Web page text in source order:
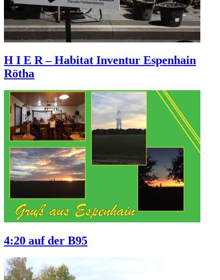
H I E R – Habitat Inventur Espenhain
Rötha
4:20 auf der B95